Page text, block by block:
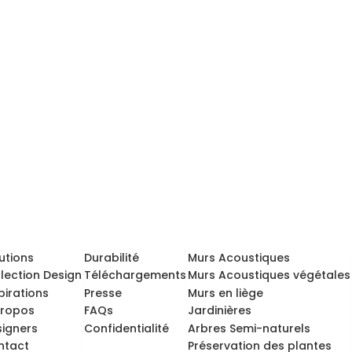
Design
Durabilité
Téléchargements
Presse
FAQs
Confidentialité
Murs Acoustiques
Murs Acoustiques végétales
Murs en liège
Jardinières
Arbres Semi-naturels
Préservation des plantes